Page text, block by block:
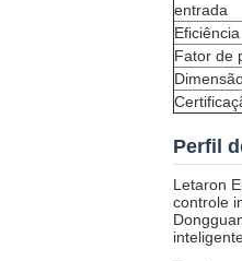
entrada
Eficiência
Fator de
Perfil
Letaron
controle